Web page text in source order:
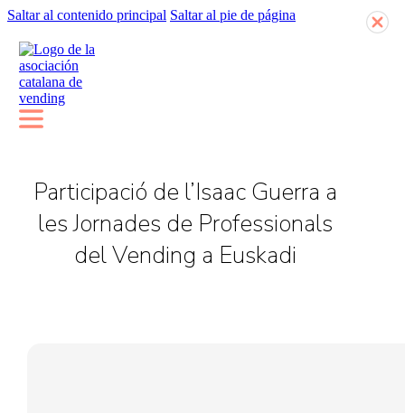
Saltar al contenido principal Saltar al pie de página
Participació de l’Isaac Guerra a
les Jornades de Professionals
del Vending a Euskadi